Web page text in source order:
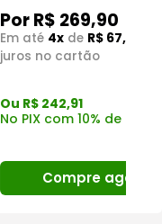
Por R$ 269,90
Em até 4x de R$ 67,48
juros no cartão
Ou R$ 242,91
No PIX com 10% de
Compre agora